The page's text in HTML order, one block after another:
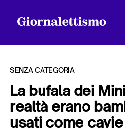
Tutti gli articoli
SENZA CATEGORIA
La bufala dei
realtà erano
usati come